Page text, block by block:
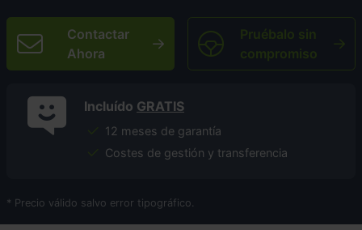
Contactar
Ahora
Pruébalo sin
compromiso
Incluído GRATIS
12 meses de garantía
Costes de gestión y transferencia
* Precio válido salvo error tipográfico.